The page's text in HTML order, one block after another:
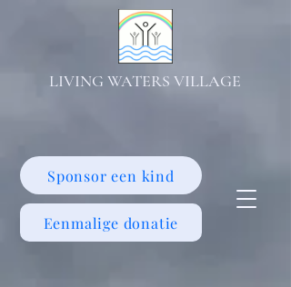
Sponsor een kind
Eenmalige donatie
LIVING WATERS VILLAGE